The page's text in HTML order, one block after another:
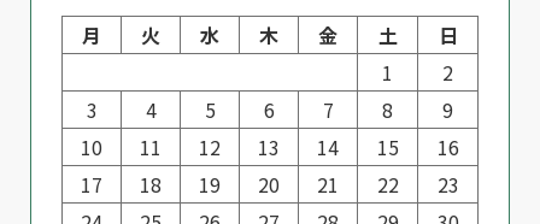
月 火 水 木 金 土
日
1
2
3
4 5 6 7 8
9
10
11 12 13 14 15
16
17
18 19 20 21 22
23